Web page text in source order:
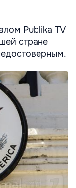
Publika TV
стране